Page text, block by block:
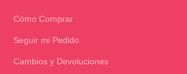
Cómo Comprar
Seguir mi Pedido
Cambios y Devoluciones